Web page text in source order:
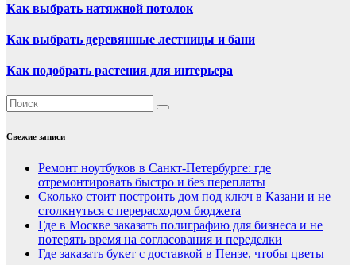
Как выбрать натяжной потолок
Как выбрать деревянные лестницы и бани
Как подобрать растения для интерьера
Свежие записи
Ремонт ноутбуков в Санкт-Петербурге: где
отремонтировать быстро и без переплаты
Сколько стоит построить дом под ключ в Казани и не
столкнуться с перерасходом бюджета
Где в Москве заказать полиграфию для бизнеса и не
потерять время на согласования и переделки
Где заказать букет с доставкой в Пензе, чтобы цветы